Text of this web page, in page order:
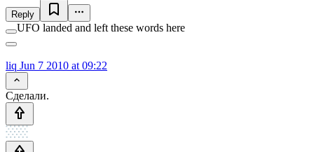
Reply
UFO landed and left these words here
liq Jun 7 2010 at 09:22
Сделали.